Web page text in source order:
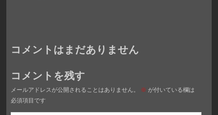
コメントはまだありません
コメントを残す
メールアドレスが公開されることはありません。 ※ が付いている欄は
必須項目です